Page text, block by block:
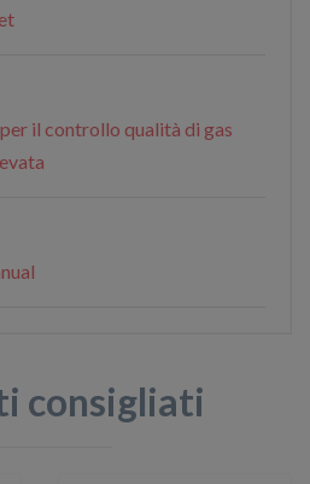
il controllo qualità di gas
consigliati